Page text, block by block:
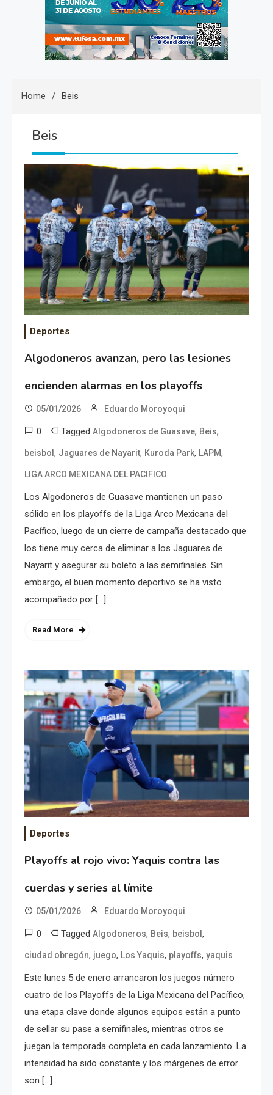
Home Beis
Beis
Deportes
Algodoneros avanzan, pero las lesiones
encienden alarmas en los playoffs
05/01/2026 Eduardo Moroyoqui
0 Tagged Algodoneros de Guasave, Beis,
beisbol, Jaguares de Nayarit, Kuroda Park, LAPM,
LIGA ARCO MEXICANA DEL PACIFICO
Los Algodoneros de Guasave mantienen un paso
sólido en los playoffs de la Liga Arco Mexicana del
Pacífico, luego de un cierre de campaña destacado que
los tiene muy cerca de eliminar a los Jaguares de
Nayarit y asegurar su boleto a las semifinales. Sin
embargo, el buen momento deportivo se ha visto
acompañado por […]
Read More
Deportes
Playoffs al rojo vivo: Yaquis contra las
cuerdas y series al límite
05/01/2026 Eduardo Moroyoqui
0 Tagged Algodoneros, Beis, beisbol ,
ciudad obregón, juego, Los Yaquis, playoffs, yaquis
Este lunes 5 de enero arrancaron los juegos número
cuatro de los Playoffs de la Liga Mexicana del Pacífico,
una etapa clave donde algunos equipos están a punto
de sellar su pase a semifinales, mientras otros se
juegan la temporada completa en cada lanzamiento. La
intensidad ha sido constante y los márgenes de error
son […]